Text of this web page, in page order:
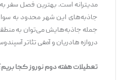
مدیترانه است. بهترین فصل سفر به
جاذبه‌های این شهر محدود به
جمله جاذبه‌هایش می‌توان به منطقه
دروازه هادریان و آمفی تئاتر
تعطیلات هفته دوم نوروز کجا بریم؟